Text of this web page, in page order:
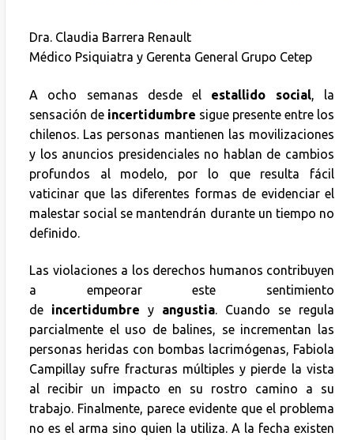
Dra. Claudia Barrera Renault
Médico Psiquiatra y Gerenta General Grupo Cetep
A ocho semanas desde el estallido social, la
sensación de incertidumbre sigue presente entre los
chilenos. Las personas mantienen las movilizaciones
y los anuncios presidenciales no hablan de cambios
profundos al modelo, por lo que resulta fácil
vaticinar que las diferentes formas de evidenciar el
malestar social se mantendrán durante un tiempo no
definido.
Las violaciones a los derechos humanos contribuyen
a empeorar este sentimiento
de incertidumbre y angustia. Cuando se regula
parcialmente el uso de balines, se incrementan las
personas heridas con bombas lacrimógenas, Fabiola
Campillay sufre fracturas múltiples y pierde la vista
al recibir un impacto en su rostro camino a su
trabajo. Finalmente, parece evidente que el problema
no es el arma sino quien la utiliza. A la fecha existen